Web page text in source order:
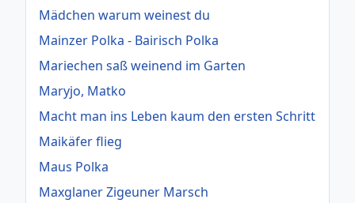
Mädchen warum weinest du
Mainzer Polka - Bairisch Polka
Mariechen saß weinend im Garten
Maryjo, Matko
Macht man ins Leben kaum den ersten Schritt
Maikäfer flieg
Maus Polka
Maxglaner Zigeuner Marsch